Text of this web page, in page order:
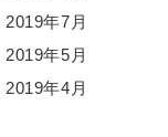
2019年7月
2019年5月
2019年4月